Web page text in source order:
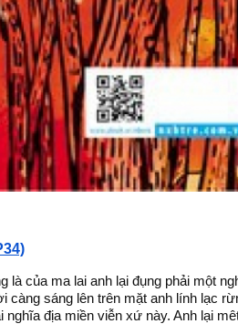
là của ma lai anh lại đụng phải một
càng sáng lên trên mặt anh lính lạc
địa miền viễn xứ này. Anh lại